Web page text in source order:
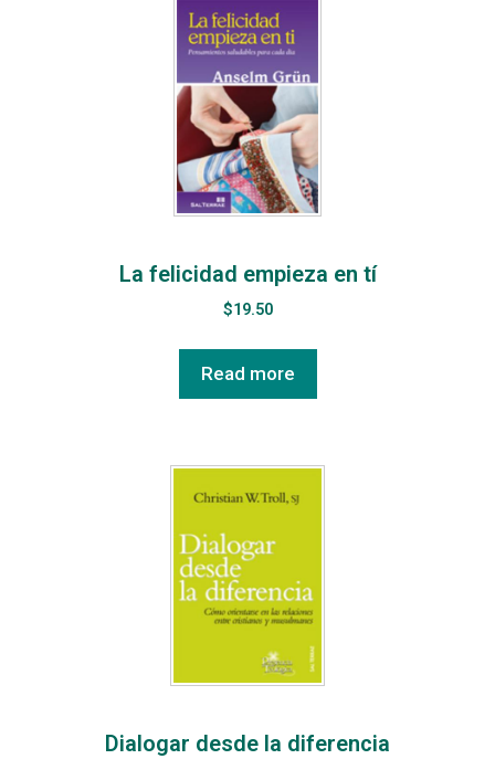
La felicidad empieza en tí
$19.50
Read more
Dialogar desde la diferencia